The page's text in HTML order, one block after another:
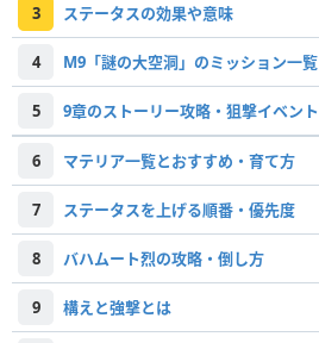
3 ステータスの効果や意味
4 M9「謎の大空洞」のミッション一覧
5 9章のストーリー攻略・狙撃イベント
6 マテリア一覧とおすすめ・育て方
7 ステータスを上げる順番・優先度
8 バハムート烈の攻略・倒し方
9 構えと強撃とは